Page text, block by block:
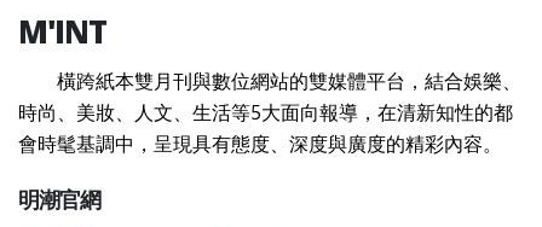
M'INT
橫跨紙本雙月刊與數位網站的雙媒體平台，結合娛樂、
時尚、美妝、人文、生活等5大面向報導，在清新知性的都
會時髦基調中，呈現具有態度、深度與廣度的精彩內容。
明潮官網